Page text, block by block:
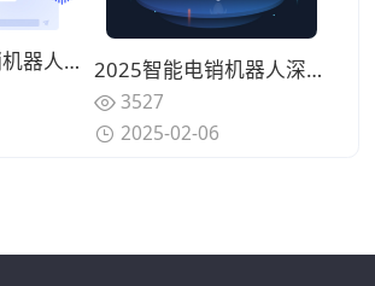
如何让智能电销机器人成为销售助手？ 2025智能电销机器人深度剖析：从原理到实战应用，开启销售新征程
3527
2025-02-06